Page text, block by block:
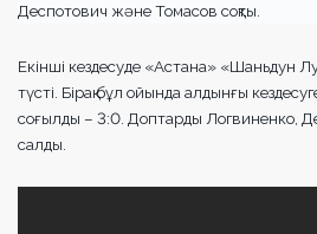
Деспотович және Томасов соқты.
Екінші кездесуде «Астана» «Шаньдун
түсті. Бірақ бұл ойында алдынғы
соғылды – 3:0. Доптарды Логвиненко,
салды.